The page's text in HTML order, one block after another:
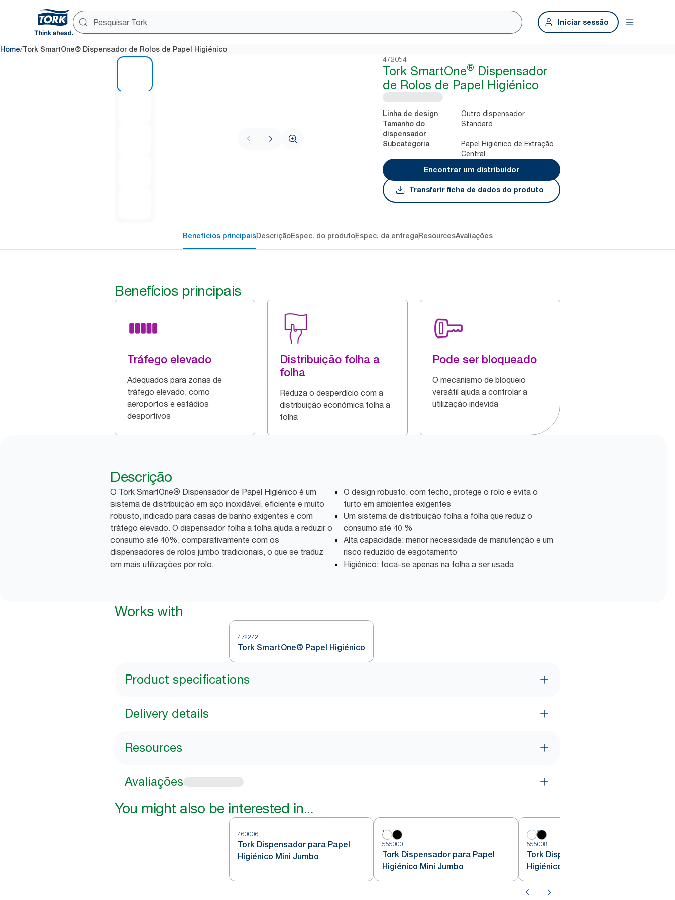
Iniciar sessão
Home/Tork SmartOne® Dispensador de Rolos de Papel Higiénico
472054
Tork SmartOne® Dispensador
de Rolos de Papel Higiénico
Linha de design Outro dispensador
Tamanho do
dispensador
Standard
Subcategoria
Papel Higiénico de Extração
Central
Encontrar um distribuidor
Transferir ficha de dados do produto
Benefícios principaisDescriçãoEspec. do produtoEspec. da entregaResourcesAvaliações
Benefícios principais
Tráfego elevado
Adequados para zonas de
tráfego elevado, como
aeroportos e estádios
desportivos
Distribuição folha a
folha
Reduza o desperdício com a
distribuição económica folha a
folha
Pode ser bloqueado
O mecanismo de bloqueio
versátil ajuda a controlar a
utilização indevida
Descrição
O Tork SmartOne® Dispensador de Papel Higiénico é um
sistema de distribuição em aço inoxidável, eficiente e muito
robusto, indicado para casas de banho exigentes e com
tráfego elevado. O dispensador folha a folha ajuda a reduzir o
consumo até 40%, comparativamente com os
dispensadores de rolos jumbo tradicionais, o que se traduz
em mais utilizações por rolo.
O design robusto, com fecho, protege o rolo e evita o
furto em ambientes exigentes
Um sistema de distribuição folha a folha que reduz o
consumo até 40 %
Alta capacidade: menor necessidade de manutenção e um
risco reduzido de esgotamento
Higiénico: toca-se apenas na folha a ser usada
Works with
472242
Tork SmartOne® Papel Higiénico
Product specifications
Delivery details
Resources
Avaliações
You might also be interested in...
460006
Tork Dispensador para Papel
Higiénico Mini Jumbo
555000
Tork Dispensador para Papel
Higiénico Mini Jumbo
555008
Tork Dispensador para Papel
Higiénico Mini Jumbo